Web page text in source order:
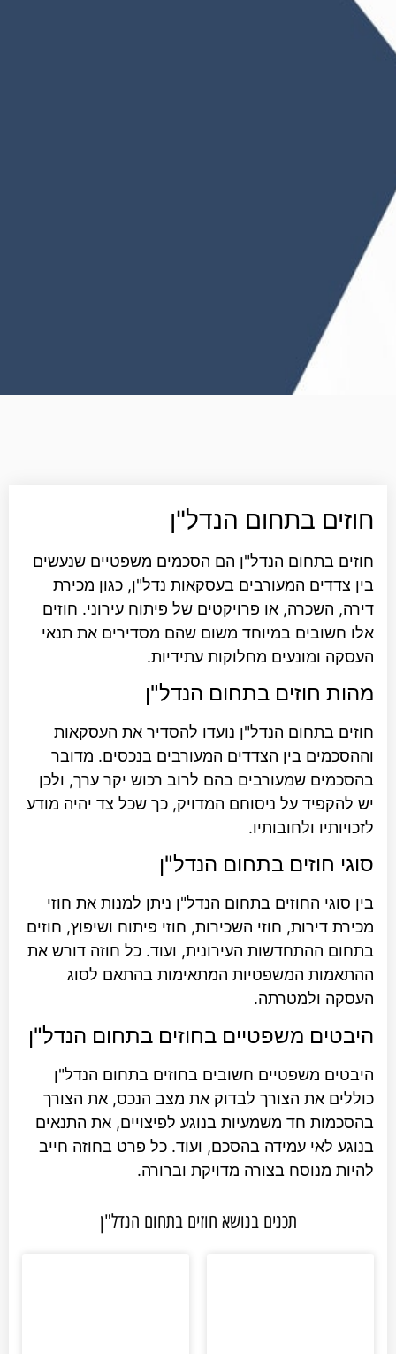
חוזים בתחום הנדל"ן
חוזים בתחום הנדל"ן הם הסכמים משפטיים שנעשים
בין צדדים המעורבים בעסקאות נדל"ן, כגון מכירת
דירה, השכרה, או פרויקטים של פיתוח עירוני. חוזים
אלו חשובים במיוחד משום שהם מסדירים את תנאי
העסקה ומונעים מחלוקות עתידיות.
מהות חוזים בתחום הנדל"ן
חוזים בתחום הנדל"ן נועדו להסדיר את העסקאות
וההסכמים בין הצדדים המעורבים בנכסים. מדובר
בהסכמים שמעורבים בהם לרוב רכוש יקר ערך, ולכן
יש להקפיד על ניסוחם המדויק, כך שכל צד יהיה מודע
לזכויותיו ולחובותיו.
סוגי חוזים בתחום הנדל"ן
בין סוגי החוזים בתחום הנדל"ן ניתן למנות את חוזי
מכירת דירות, חוזי השכירות, חוזי פיתוח ושיפוץ, חוזים
בתחום ההתחדשות העירונית, ועוד. כל חוזה דורש את
ההתאמות המשפטיות המתאימות בהתאם לסוג
העסקה ולמטרתה.
היבטים משפטיים בחוזים בתחום הנדל"ן
היבטים משפטיים חשובים בחוזים בתחום הנדל"ן
כוללים את הצורך לבדוק את מצב הנכס, את הצורך
בהסכמות חד משמעיות בנוגע לפיצויים, את התנאים
בנוגע לאי עמידה בהסכם, ועוד. כל פרט בחוזה חייב
להיות מנוסח בצורה מדויקת וברורה.
תכנים בנושא חוזים בתחום הנדל"ן